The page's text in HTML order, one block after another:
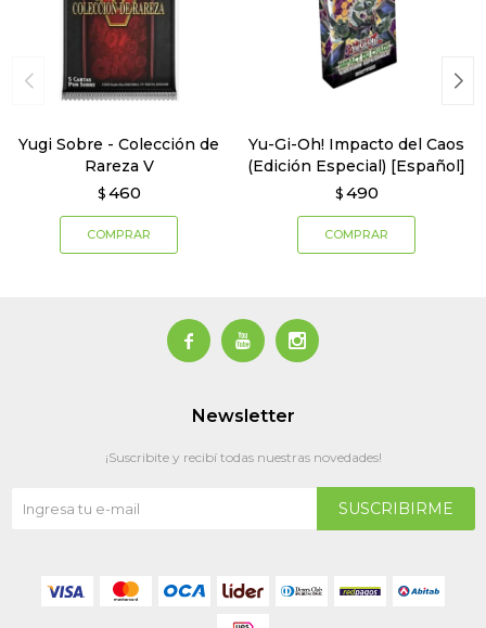
Yugi Sobre - Colección de
Rareza V
$ 460
Yu-Gi-Oh! Impacto del Caos
(Edición Especial) [Español]
$ 490
  
Newsletter
¡Suscribite y recibí todas nuestras novedades!
SUSCRIBIRME